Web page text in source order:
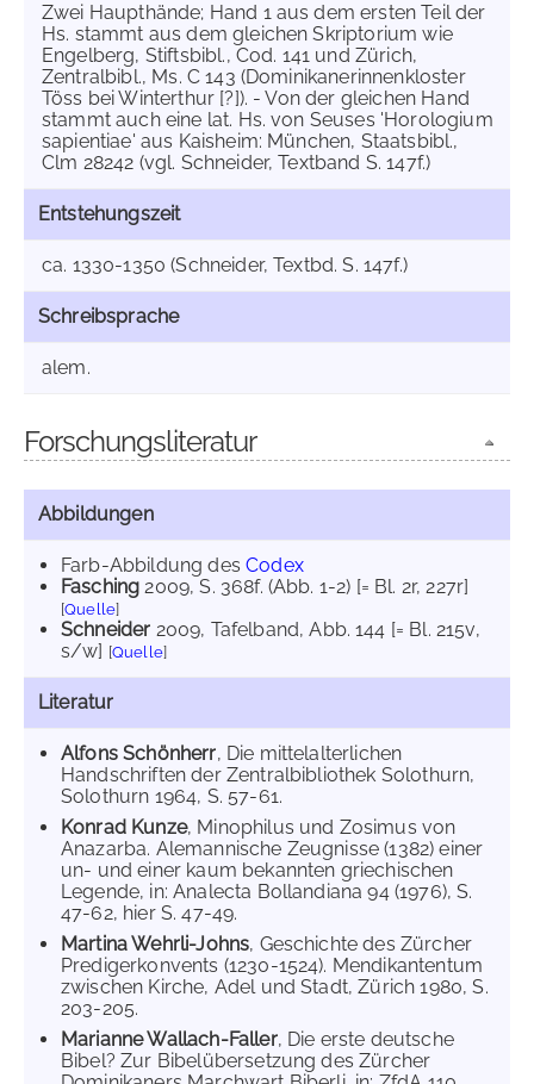
Zwei Haupthände; Hand 1 aus dem ersten Teil der
Hs. stammt aus dem gleichen Skriptorium wie
Engelberg, Stiftsbibl., Cod. 141 und Zürich,
Zentralbibl., Ms. C 143 (Dominikanerinnenkloster
Töss bei Winterthur [?]). - Von der gleichen Hand
stammt auch eine lat. Hs. von Seuses 'Horologium
sapientiae' aus Kaisheim: München, Staatsbibl.,
Clm 28242 (vgl. Schneider, Textband S. 147f.)
Entstehungszeit
ca. 1330-1350 (Schneider, Textbd. S. 147f.)
Schreibsprache
alem.
Forschungsliteratur
Abbildungen
Farb-Abbildung desCodex
Fasching 2009, S. 368f. (Abb. 1-2) [= Bl. 2r, 227r]
[Quelle]
Schneider 2009, Tafelband, Abb. 144 [= Bl. 215v,
s/w] [Quelle]
Literatur
Alfons Schönherr, Die mittelalterlichen
Handschriften der Zentralbibliothek Solothurn,
Solothurn 1964, S. 57-61.
Konrad Kunze, Minophilus und Zosimus von
Anazarba. Alemannische Zeugnisse (1382) einer
un- und einer kaum bekannten griechischen
Legende, in: Analecta Bollandiana 94 (1976), S.
47-62, hier S. 47-49.
Martina Wehrli-Johns, Geschichte des Zürcher
Predigerkonvents (1230-1524). Mendikantentum
zwischen Kirche, Adel und Stadt, Zürich 1980, S.
203-205.
Marianne Wallach-Faller, Die erste deutsche
Bibel? Zur Bibelübersetzung des Zürcher